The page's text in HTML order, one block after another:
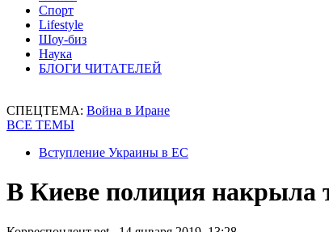
Спорт
Lifestyle
Шоу-биз
Наука
БЛОГИ ЧИТАТЕЛЕЙ
СПЕЦТЕМА: Война в Иране
ВСЕ ТЕМЫ
Вступление Украины в ЕС
В Киеве полиция накрыла